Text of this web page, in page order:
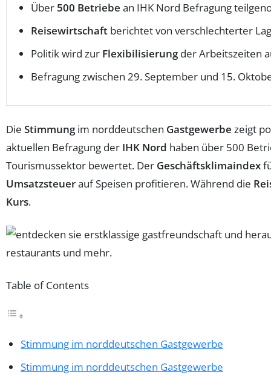
Über 500 Betriebe an IHK Nord Befragung
Reisewirtschaft berichtet von verschlechterter
Politik wird zur Flexibilisierungder Arbeitszeiten
Befragung zwischen 29. September und 15.
Die Stimmungim norddeutschen Gastgewerbe zeigt
aktuellen Befragung der IHK Nord haben über 500
Tourismussektor bewertet. Der Geschäftsklimaindex
Umsatzsteuerauf Speisen profitieren. Während die
Kurs.
Table of Contents
Stimmung im norddeutschen Gastgewerbe
Stimmung im norddeutschen Gastgewerbe